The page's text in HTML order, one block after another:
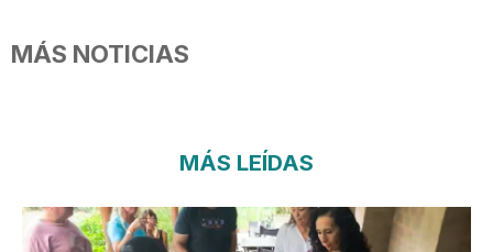
MÁS NOTICIAS
MÁS LEÍDAS